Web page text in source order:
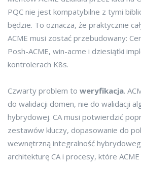
PQC nie jest kompatybilne z tymi
będzie. To oznacza, że praktycznie
ACME musi zostać przebudowany:
Posh-ACME, win-acme i dziesiątki
kontrolerach K8s.
Czwarty problem to weryfikacja.
do walidacji domen, nie do walidacji
hybrydowej. CA musi potwierdzić
zestawów kluczy, dopasowanie do
wewnętrzną integralność
architekturę CA i procesy, które ACME